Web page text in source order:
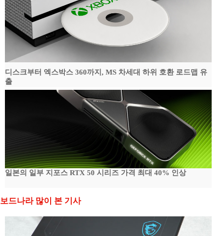
디스크부터 엑스박스 360까지, MS 차세대 하위 호환 로드맵 유
출
일본의 일부 지포스 RTX 50 시리즈 가격 최대 40% 인상
보드나라 많이 본 기사